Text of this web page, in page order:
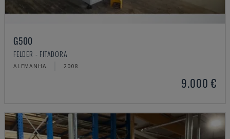
G500
FELDER - FITADORA
ALEMANHA 2008
9.000 €